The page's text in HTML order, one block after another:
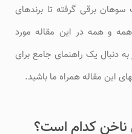
برقی گرفته تا برندهای
و همه در این مقاله مورد
دنبال یک راهنمای جامع برای
این مقاله همراه ما باشید.
ناخن کدام است؟